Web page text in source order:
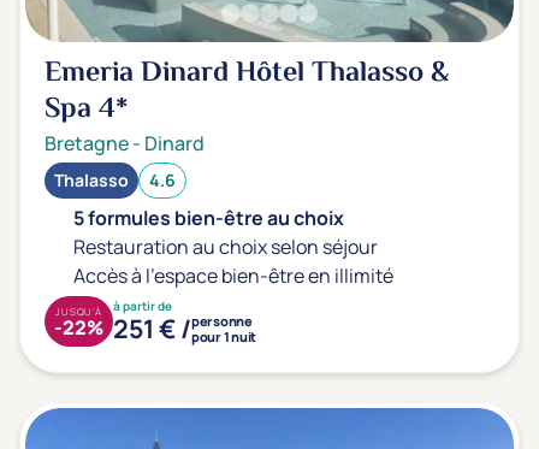
Emeria Dinard Hôtel Thalasso &
Spa4*
Bretagne- Dinard
Thalasso 4.6
5 formules bien-être au choix
Restauration au choix selon séjour
Accès à l'espace bien-être en illimité
à partir de
251 € /personne
pour 1 nuit
JUSQU'À
-22%